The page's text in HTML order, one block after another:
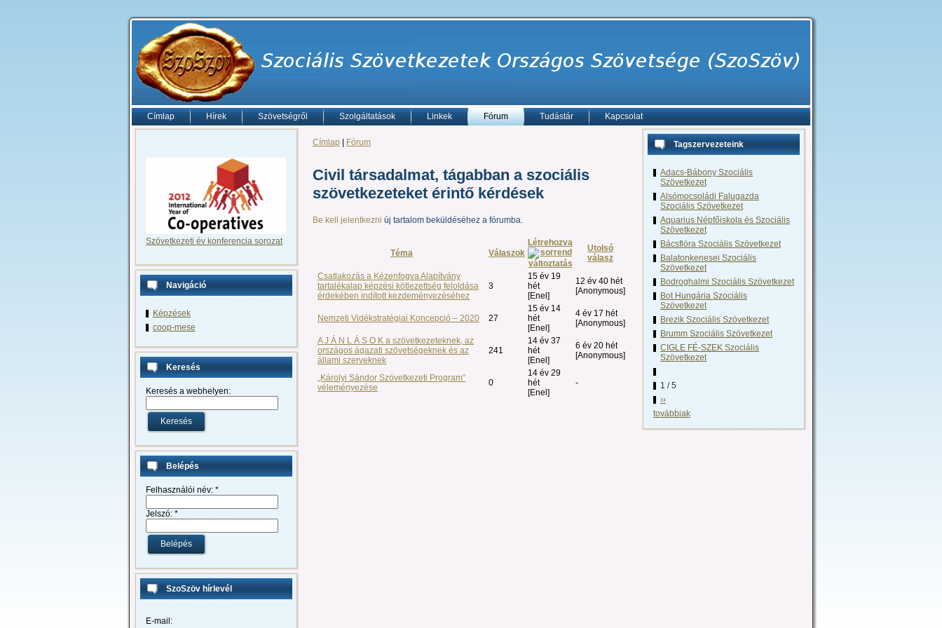
Címlap Hírek Szövetségről Szolgáltatások Linkek Fórum Tudástár Kapcsolat
Szövetkezeti év konferencia sorozat
Navigáció
Képzések
coop-mese
Keresés
Keresés a webhelyen:
Belépés
Felhasználói név: *
Jelszó: *
SzoSzöv hírlevél
E-mail:
Címlap Fórum
Civil társadalmat, tágabban a szociális
szövetkezeteket érintő kérdések
Be kell jelentkezni új tartalom beküldéséhez a fórumba.
Téma Válaszok
Létrehozva
Utolsó
válasz
Csatlakozás a Kézenfogva Alapítvány
tartalékalap képzési kötlezettség feloldása
érdekében indított kezdeményezéséhez
3
15 év 19
hét
[Enel]
12 év 40 hét
[Anonymous]
Nemzeti Vidékstratégiai Koncepció – 2020 27
15 év 14
hét
[Enel]
4 év 17 hét
[Anonymous]
A J Á N L Á S O K a szövetkezeteknek, az
országos ágazati szövetségeknek és az
állami szerveknek
241
14 év 37
hét
[Enel]
6 év 20 hét
[Anonymous]
„Károlyi Sándor Szövetkezeti Program”
véleményezése
0
14 év 29
hét
[Enel]
-
Tagszervezeteink
Adacs-Bábony Szociális
Szövetkezet
Alsómocsoládi Falugazda
Szociális Szövetkezet
Aquarius Népfőiskola és Szociális
Szövetkezet
Bácsflóra Szociális Szövetkezet
Balatonkenesei Szociális
Szövetkezet
Bodroghalmi Szociális Szövetkezet
Bot Hungária Szociális
Szövetkezet
Brezik Szociális Szövetkezet
Brumm Szociális Szövetkezet
CIGLE FÉ-SZEK Szociális
Szövetkezet
1 / 5
››
továbbiak